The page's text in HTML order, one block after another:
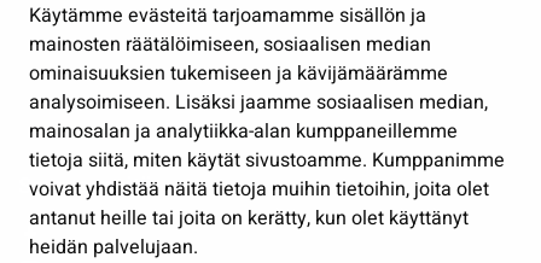
Käytämme evästeitä tarjoamamme sisällön ja
mainosten räätälöimiseen, sosiaalisen median
ominaisuuksien tukemiseen ja kävijämäärämme
analysoimiseen. Lisäksi jaamme sosiaalisen median,
mainosalan ja analytiikka-alan kumppaneillemme
tietoja siitä, miten käytät sivustoamme. Kumppanimme
voivat yhdistää näitä tietoja muihin tietoihin, joita olet
antanut heille tai joita on kerätty, kun olet käyttänyt
heidän palvelujaan.
Työ ja yrittäminen
Osallistu ja asioi
Näytä omat evästeasetukseni
Seuraa meitä